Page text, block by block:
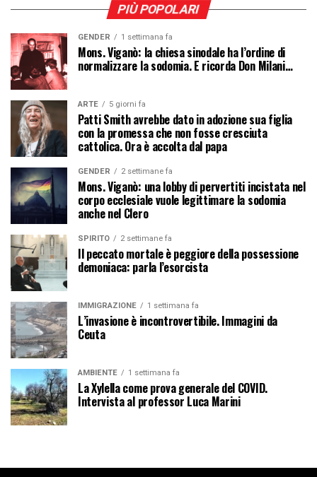
PIÙ POPOLARI
GENDER 1 settimana fa
Mons. Viganò: la chiesa sinodale ha l’ordine di
normalizzare la sodomia. E ricorda Don Milani…
ARTE 5 giorni fa
Patti Smith avrebbe dato in adozione sua figlia
con la promessa che non fosse cresciuta
cattolica. Ora è accolta dal papa
GENDER 2 settimane fa
Mons. Viganò: una lobby di pervertiti incistata nel
corpo ecclesiale vuole legittimare la sodomia
anche nel Clero
SPIRITO 2 settimane fa
Il peccato mortale è peggiore della possessione
demoniaca: parla l’esorcista
IMMIGRAZIONE 1 settimana fa
L’invasione è incontrovertibile. Immagini da
Ceuta
AMBIENTE 1 settimana fa
La Xylella come prova generale del COVID.
Intervista al professor Luca Marini